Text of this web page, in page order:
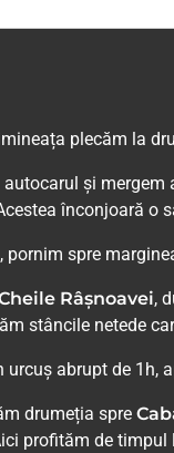
plecăm la
și
înconjoară o
pornim spre
Râșnoavei,
stâncile netede
urcuș abrupt de 1h,
drumeția spre
profităm de